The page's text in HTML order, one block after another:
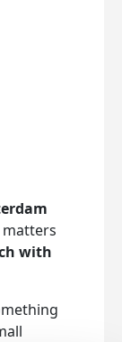
with